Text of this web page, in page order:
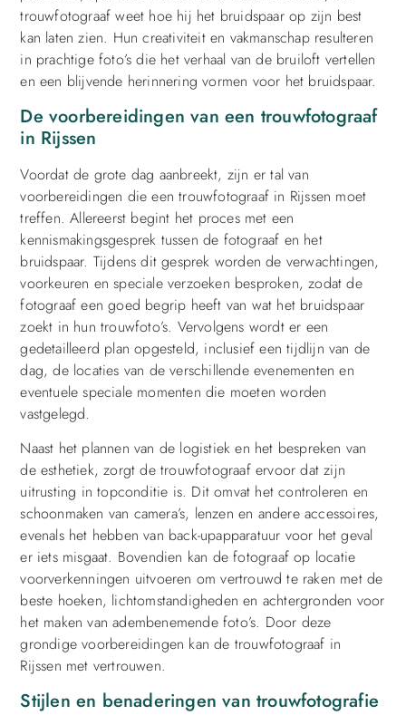
trouwfotograaf weet hoe hij het bruidspaar op zijn best
kan laten zien. Hun creativiteit en vakmanschap resulteren
in prachtige foto’s die het verhaal van de bruiloft vertellen
en een blijvende herinnering vormen voor het bruidspaar.
De voorbereidingen van een trouwfotograaf
in Rijssen
Voordat de grote dag aanbreekt, zijn er tal van
voorbereidingen die een trouwfotograaf in Rijssen moet
treffen. Allereerst begint het proces met een
kennismakingsgesprek tussen de fotograaf en het
bruidspaar. Tijdens dit gesprek worden de verwachtingen,
voorkeuren en speciale verzoeken besproken, zodat de
fotograaf een goed begrip heeft van wat het bruidspaar
zoekt in hun trouwfoto’s. Vervolgens wordt er een
gedetailleerd plan opgesteld, inclusief een tijdlijn van de
dag, de locaties van de verschillende evenementen en
eventuele speciale momenten die moeten worden
vastgelegd.
Naast het plannen van de logistiek en het bespreken van
de esthetiek, zorgt de trouwfotograaf ervoor dat zijn
uitrusting in topconditie is. Dit omvat het controleren en
schoonmaken van camera’s, lenzen en andere accessoires,
evenals het hebben van back-upapparatuur voor het geval
er iets misgaat. Bovendien kan de fotograaf op locatie
voorverkenningen uitvoeren om vertrouwd te raken met de
beste hoeken, lichtomstandigheden en achtergronden voor
het maken van adembenemende foto’s. Door deze
grondige voorbereidingen kan de trouwfotograaf in
Rijssen met vertrouwen.
Stijlen en benaderingen van trouwfotografie